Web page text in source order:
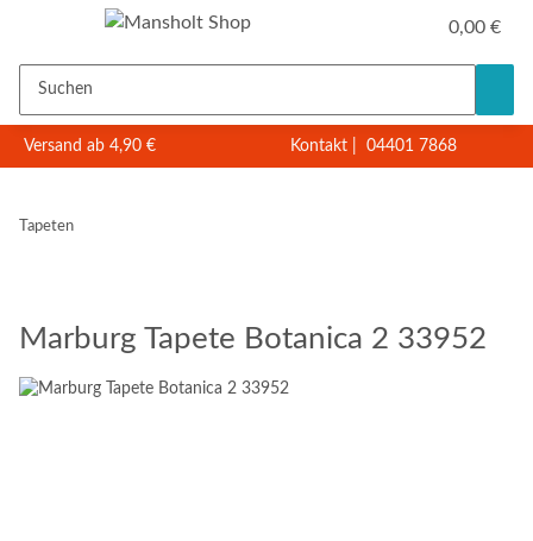
0,00 €
Versand ab 4,90 € Kontakt 04401 7868
Tapeten
Marburg Tapete Botanica 2 33952